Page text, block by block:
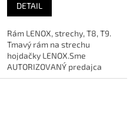
DETAIL
Rám LENOX, strechy, T8, T9.
Tmavý rám na strechu
hojdačky LENOX.Sme
AUTORIZOVANÝ predajca
značky